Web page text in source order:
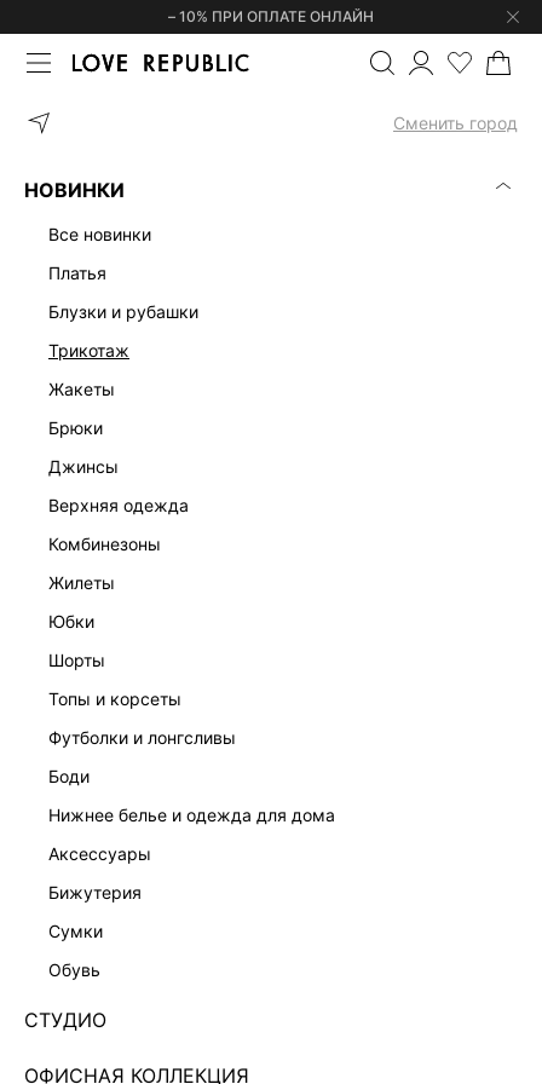
– 10% ПРИ ОПЛАТЕ ОНЛАЙН
Сменить город
НОВИНКИ
все новинки
платья
блузки и рубашки
трикотаж
жакеты
брюки
джинсы
верхняя одежда
комбинезоны
жилеты
юбки
шорты
топы и корсеты
футболки и лонгсливы
боди
нижнее белье и одежда для дома
аксессуары
бижутерия
сумки
обувь
СТУДИО
ОФИСНАЯ КОЛЛЕКЦИЯ
ГЛАВНАЯ СПОРТИВНЫЕ БРЮКИ КЛЕШ
4 999 ₽-28%
ЦВЕТ:ЧЕРНЫЙ